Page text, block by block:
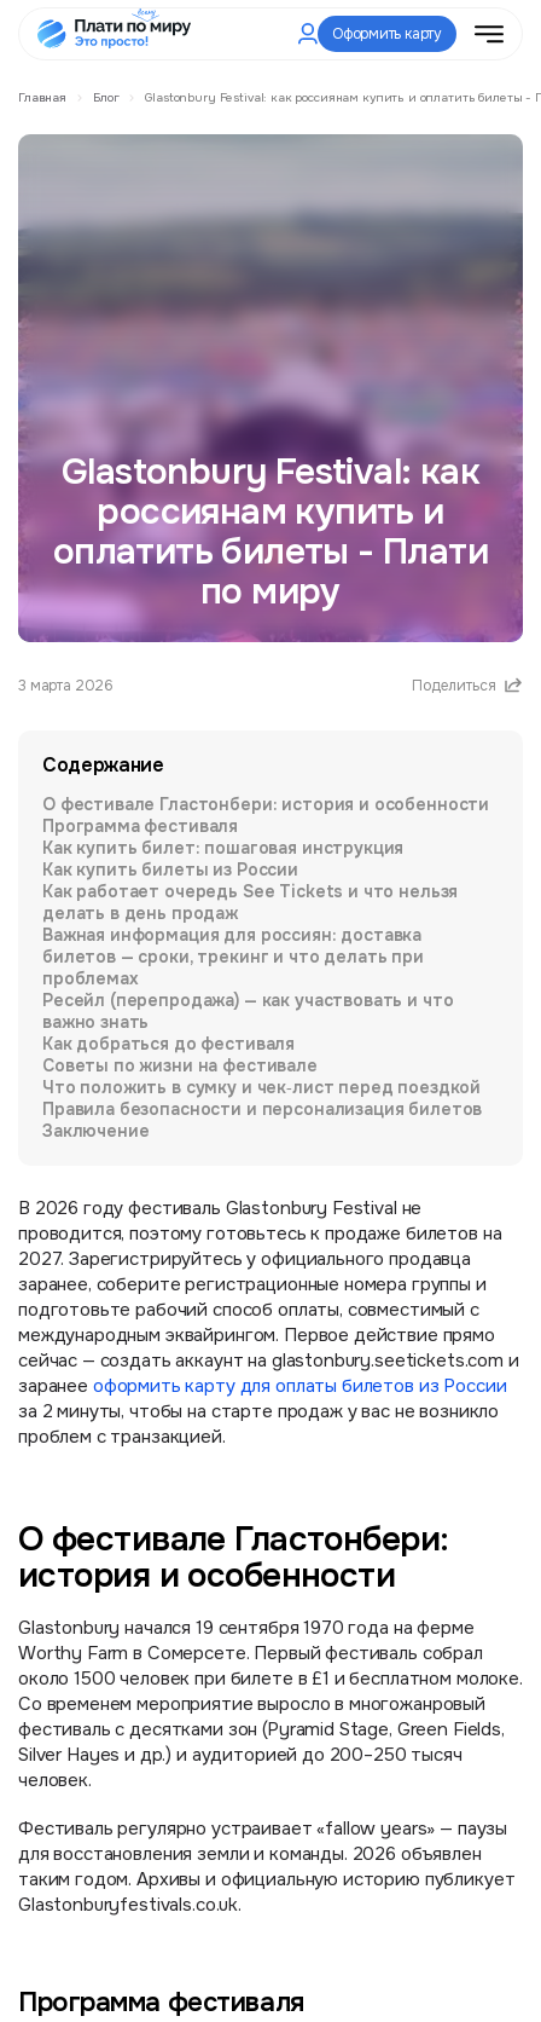
Оформить карту
Главная Блог Glastonbury Festival: как россиянам купить и оплатить билеты -
Glastonbury Festival: как
россиянам купить и
оплатить билеты - Плати
по миру
3 марта 2026 Поделиться
Содержание
О фестивале Гластонбери: история и особенности
Программа фестиваля
Как купить билет: пошаговая инструкция
Как купить билеты из России
Как работает очередь See Tickets и что нельзя
делать в день продаж
Важная информация для россиян: доставка
билетов — сроки, трекинг и что делать при
проблемах
Ресейл (перепродажа) — как участвовать и что
важно знать
Как добраться до фестиваля
Советы по жизни на фестивале
Что положить в сумку и чек‑лист перед поездкой
Правила безопасности и персонализация билетов
Заключение
В 2026 году фестиваль Glastonbury Festival не
проводится, поэтому готовьтесь к продаже билетов на
2027. Зарегистрируйтесь у официального продавца
заранее, соберите регистрационные номера группы и
подготовьте рабочий способ оплаты, совместимый с
международным эквайрингом. Первое действие прямо
сейчас — создать аккаунт на glastonbury.seetickets.com и
заранее оформить карту для оплаты билетов из России
за 2 минуты, чтобы на старте продаж у вас не возникло
проблем с транзакцией.
О фестивале Гластонбери:
история и особенности
Glastonbury начался 19 сентября 1970 года на ферме
Worthy Farm в Сомерсете. Первый фестиваль собрал
около 1500 человек при билете в £1 и бесплатном молоке.
Со временем мероприятие выросло в многожанровый
фестиваль с десятками зон (Pyramid Stage, Green Fields,
Silver Hayes и др.) и аудиторией до 200–250 тысяч
человек.
Фестиваль регулярно устраивает «fallow years» — паузы
для восстановления земли и команды. 2026 объявлен
таким годом. Архивы и официальную историю публикует
Glastonburyfestivals.co.uk.
Программа фестиваля